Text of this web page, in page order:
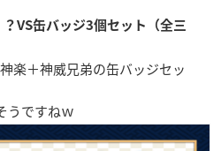
VS缶バッジ3個セット（全三
楽＋神威兄弟の缶バッジセッ
うですねｗ